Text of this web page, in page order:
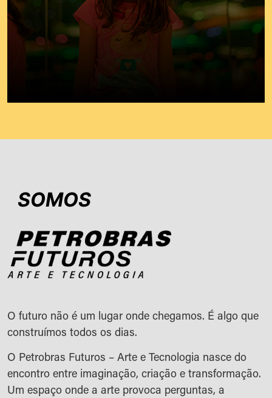
SOMOS
O futuro não é um lugar onde chegamos. É algo que
construímos todos os dias.
O Petrobras Futuros – Arte e Tecnologia nasce do
encontro entre imaginação, criação e transformação.
Um espaço onde a arte provoca perguntas, a